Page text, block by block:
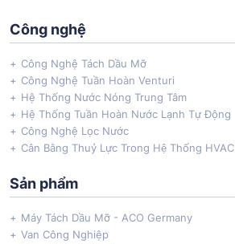
Công nghệ
Công Nghệ Tách Dầu Mỡ
Công Nghệ Tuần Hoàn Venturi
Hệ Thống Nước Nóng Trung Tâm
Hệ Thống Tuần Hoàn Nước Lạnh Tự Động
Công Nghệ Lọc Nước
Cân Bằng Thuỷ Lực Trong Hệ Thống HVAC
Sản phẩm
Máy Tách Dầu Mỡ - ACO Germany
Van Công Nghiệp